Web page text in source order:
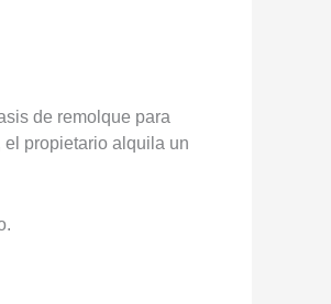
de remolque para
el propietario alquila un